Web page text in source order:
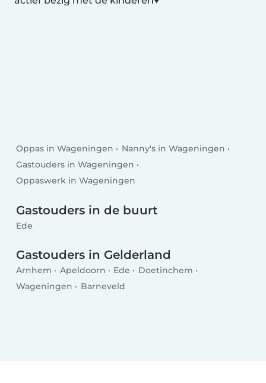
Oppas in Wageningen
Nanny's in Wageningen
Gastouders in Wageningen
Oppaswerk in Wageningen
Gastouders in de buurt
Ede
Gastouders in Gelderland
Arnhem Apeldoorn Ede
Doetinchem
Wageningen
Barneveld